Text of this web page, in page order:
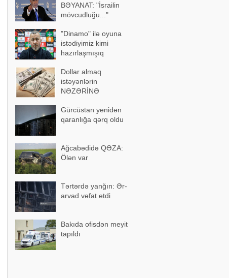
BƏYANAT: "İsrailin
mövcudluğu..."
"Dinamo" ilə oyuna
istədiyimiz kimi
hazırlaşmışıq
Dollar almaq
istəyənlərin
NƏZƏRİNƏ
Gürcüstan yenidən
qaranlığa qərq oldu
Ağcabədidə QƏZA:
Ölən var
Tərtərdə yanğın: Ər-
arvad vəfat etdi
Bakıda ofisdən meyit
tapıldı